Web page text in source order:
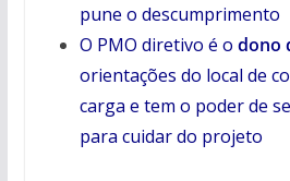
pune o descumprimento
O PMO diretivo é o dono
orientações do local de
carga e tem o poder de
para cuidar do projeto